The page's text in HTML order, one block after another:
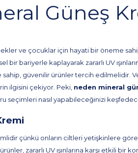
Güneş
ve çocuklar için hayati bir öneme
bariyerle kaplayarak zararlı UV
güvenilir ürünler tercih edilmelidir.
ilgisini çekiyor. Peki, neden mineral
seçimleri nasıl yapabileceğinizi
çünkü onların ciltleri yetişkinlere
zararlı UV ışınlarına karşı etkili